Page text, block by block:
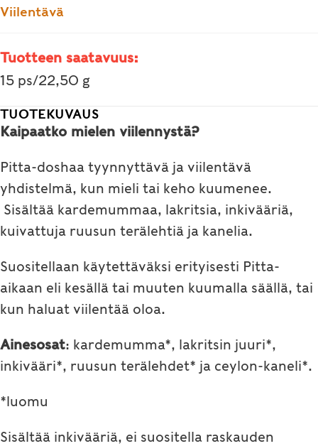
Viilentävä
Tuotteen saatavuus:
15 ps/22,50 g
TUOTEKUVAUS
Kaipaatko mielen viilennystä?
Pitta-doshaa tyynnyttävä ja viilentävä
yhdistelmä, kun mieli tai keho kuumenee.
Sisältää kardemummaa, lakritsia, inkivääriä,
kuivattuja ruusun terälehtiä ja kanelia.
Suositellaan käytettäväksi erityisesti Pitta-
aikaan eli kesällä tai muuten kuumalla säällä, tai
kun haluat viilentää oloa.
Ainesosat: kardemumma*, lakritsin juuri*,
inkivääri*, ruusun terälehdet* ja ceylon-kaneli*.
*luomu
Sisältää inkivääriä, ei suositella raskauden